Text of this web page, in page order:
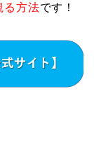
る方法です！